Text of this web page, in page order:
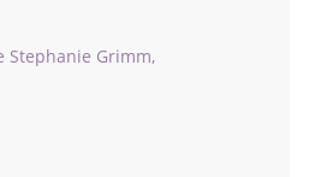
Stephanie Grimm,